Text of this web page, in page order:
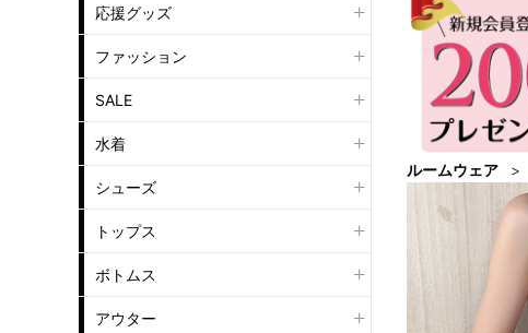
応援グッズ
ファッション
SALE
水着
シューズ
トップス
ボトムス
アウター
ルームウェア